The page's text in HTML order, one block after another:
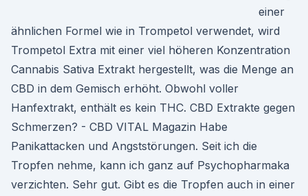
einer
ähnlichen Formel wie in Trompetol verwendet, wird
Trompetol Extra mit einer viel höheren Konzentration
Cannabis Sativa Extrakt hergestellt, was die Menge an
CBD in dem Gemisch erhöht. Obwohl voller
Hanfextrakt, enthält es kein THC. CBD Extrakte gegen
Schmerzen? - CBD VITAL Magazin Habe
Panikattacken und Angststörungen. Seit ich die
Tropfen nehme, kann ich ganz auf Psychopharmaka
verzichten. Sehr gut. Gibt es die Tropfen auch in einer